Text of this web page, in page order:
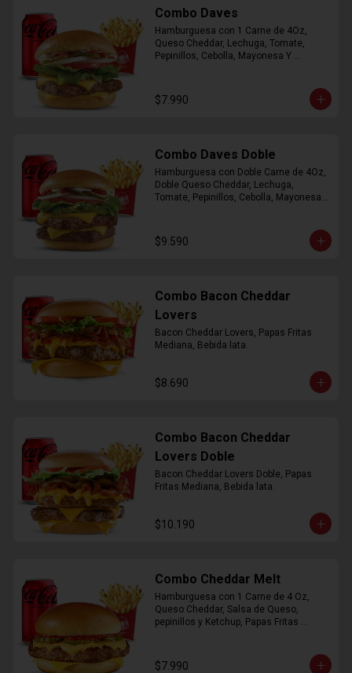
Combo Daves
Hamburguesa con 1 Carne de 4Oz,
Queso Cheddar, Lechuga, Tomate,
Pepinillos, Cebolla, Mayonesa Y
$7.990
Combo Daves Doble
Hamburguesa con Doble Carne de 4Oz,
Doble Queso Cheddar, Lechuga,
Tomate, Pepinillos, Cebolla, Mayonesa y
$9.590
Combo Bacon Cheddar
Lovers
Bacon Cheddar Lovers, Papas Fritas
Mediana, Bebida lata.
$8.690
Combo Bacon Cheddar
Lovers Doble
Bacon Cheddar Lovers Doble, Papas
Fritas Mediana, Bebida lata.
$10.190
Combo Cheddar Melt
Hamburguesa con 1 Carne de 4 Oz,
Queso Cheddar, Salsa de Queso,
pepinillos y Ketchup, Papas Fritas
$7.990